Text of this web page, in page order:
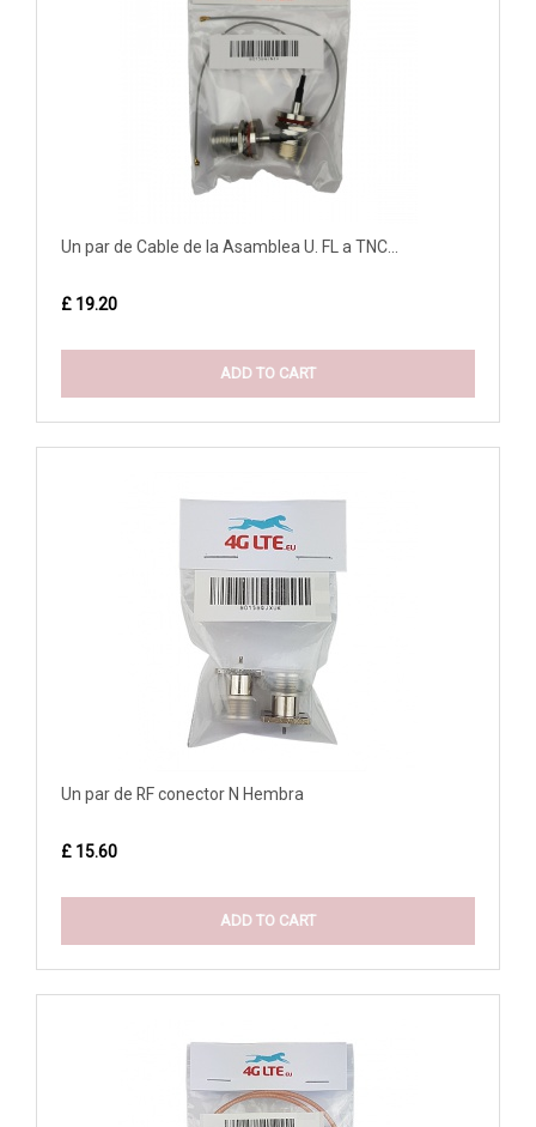
Un par de Cable de la Asamblea U. FL a TNC...
£ 19.20
ADD TO CART
Un par de RF conector N Hembra
£ 15.60
ADD TO CART